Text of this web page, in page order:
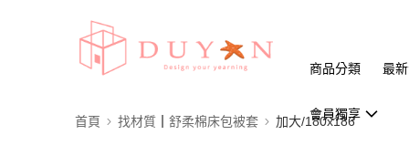
商品分類 最
會員獨享
首頁 找材質┃舒柔棉床包被套 加大/180x186